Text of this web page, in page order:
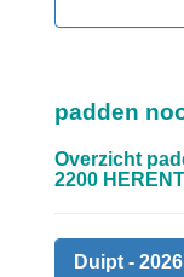
padden
Overzicht
2200
Duipt - 2026